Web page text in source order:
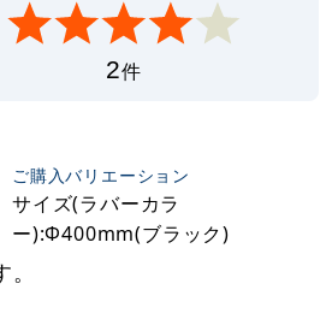
2件
ご購入バリエーション
サイズ(ラバーカラ
ー):Φ400mm(ブラック)